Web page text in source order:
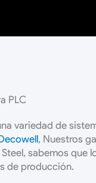
PLC
variedad de
, Nuestros
Steel, sabemos
de producción.